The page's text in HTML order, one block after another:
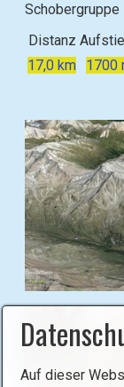
Schobergruppe
Distanz
17,0 km
1700
Auf dieser